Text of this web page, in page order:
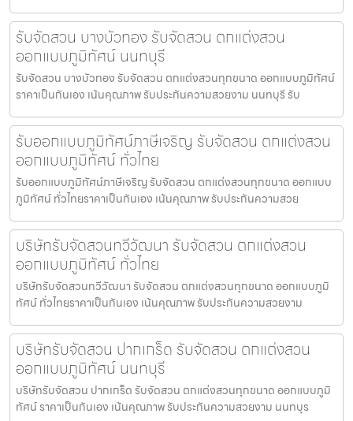
รับจัดสวน บางบัวทอง รับจัดสวน ตกแต่งสวน
ออกแบบภูมิทัศน์ นนทบุรี
รับจัดสวน บางบัวทอง รับจัดสวน ตกแต่งสวนทุกขนาด ออกแบบภูมิทัศน์
ราคาเป็นกันเอง เน้นคุณภาพ รับประกันความสวยงาม นนทบุรี รับ
รับออกแบบภูมิทัศน์ภาษีเจริญ รับจัดสวน ตกแต่งสวน
ออกแบบภูมิทัศน์ ทั่วไทย
รับออกแบบภูมิทัศน์ภาษีเจริญ รับจัดสวน ตกแต่งสวนทุกขนาด ออกแบบ
ภูมิทัศน์ ทั่วไทยราคาเป็นกันเอง เน้นคุณภาพ รับประกันความสวย
บริษัทรับจัดสวนทวีวัฒนา รับจัดสวน ตกแต่งสวน
ออกแบบภูมิทัศน์ ทั่วไทย
บริษัทรับจัดสวนทวีวัฒนา รับจัดสวน ตกแต่งสวนทุกขนาด ออกแบบภูมิ
ทัศน์ ทั่วไทยราคาเป็นกันเอง เน้นคุณภาพ รับประกันความสวยงาม
บริษัทรับจัดสวน ปากเกร็ด รับจัดสวน ตกแต่งสวน
ออกแบบภูมิทัศน์ นนทบุรี
บริษัทรับจัดสวน ปากเกร็ด รับจัดสวน ตกแต่งสวนทุกขนาด ออกแบบภูมิ
ทัศน์ ราคาเป็นกันเอง เน้นคุณภาพ รับประกันความสวยงาม นนทบุร